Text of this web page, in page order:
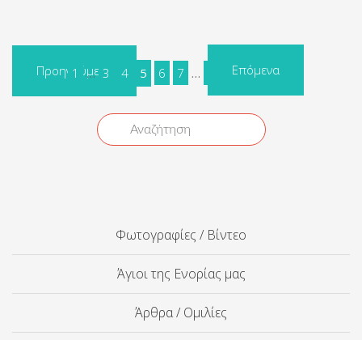
Προηγούμενα
1 … 3 4 5 6 7 … Επόμενα
Φωτογραφίες / Βίντεο
Άγιοι της Ενορίας μας
Άρθρα / Ομιλίες